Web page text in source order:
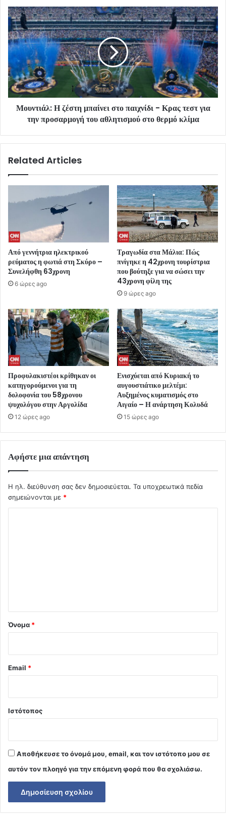
Μουντιάλ: Η ζέστη μπαίνει στο παιχνίδι - Κρας τεστ για
την προσαρμογή του αθλητισμού στο θερμό κλίμα
Related Articles
Από γεννήτρια ηλεκτρικού
ρεύματος η φωτιά στη Σκύρο –
Συνελήφθη 63χρονη
6 ώρες ago
Τραγωδία στα Μάλια: Πώς
πνίγηκε η 42χρονη τουρίστρια
που βούτηξε για να σώσει την
43χρονη φίλη της
9 ώρες ago
Προφυλακιστέοι κρίθηκαν οι
κατηγορούμενοι για τη
δολοφονία του 58χρονου
ψυχολόγου στην Αργολίδα
12 ώρες ago
Ενισχύεται από Κυριακή το
αυγουστιάτικο μελτέμι:
Αυξημένος κυματισμός στο
Αιγαίο – Η ανάρτηση Κολυδά
15 ώρες ago
Αφήστε μια απάντηση
Η ηλ. διεύθυνση σας δεν δημοσιεύεται. Τα υποχρεωτικά πεδία
σημειώνονται με *
Όνομα *
Email *
Ιστότοπος
Αποθήκευσε το όνομά μου, email, και τον ιστότοπο μου σε
αυτόν τον πλοηγό για την επόμενη φορά που θα σχολιάσω.